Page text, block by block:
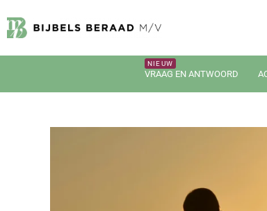
VRAAG EN ANTWOORD